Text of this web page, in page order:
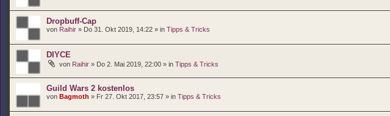
Dropbuff-Cap
von Raihir » Do 31. Okt 2019, 14:22 » in Tipps & Tricks
DIYCE
von Raihir » Do 2. Mai 2019, 22:00 » in Tipps & Tricks
Guild Wars 2 kostenlos
von Bagmoth » Fr 27. Okt 2017, 23:57 » in Tipps & Tricks